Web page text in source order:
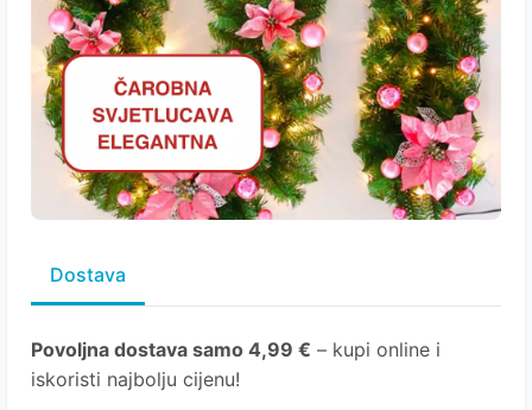
Dostava
Povoljna dostava samo 4,99 € – kupi online i
iskoristi najbolju cijenu!